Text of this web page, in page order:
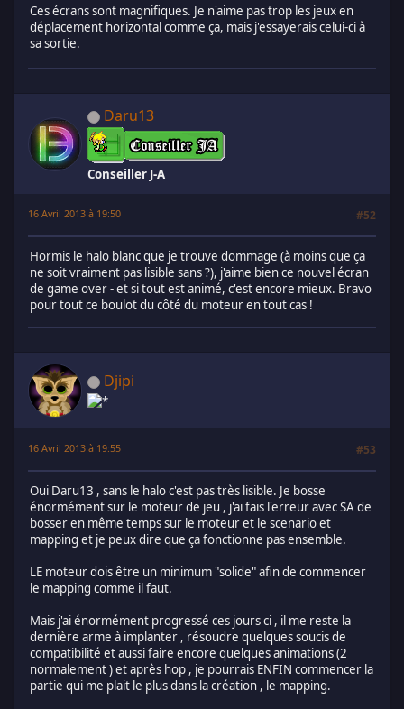
Ces écrans sont magnifiques. Je n'aime pas trop les jeux en
déplacement horizontal comme ça, mais j'essayerais celui-ci à
sa sortie.
Daru13
Conseiller J-A
16 Avril 2013 à 19:50 #52
Hormis le halo blanc que je trouve dommage (à moins que ça
ne soit vraiment pas lisible sans ?), j'aime bien ce nouvel écran
de game over - et si tout est animé, c'est encore mieux. Bravo
pour tout ce boulot du côté du moteur en tout cas !
Djipi
16 Avril 2013 à 19:55 #53
Oui Daru13 , sans le halo c'est pas très lisible. Je bosse
énormément sur le moteur de jeu , j'ai fais l'erreur avec SA de
bosser en même temps sur le moteur et le scenario et
mapping et je peux dire que ça fonctionne pas ensemble.
LE moteur dois être un minimum "solide" afin de commencer
le mapping comme il faut.
Mais j'ai énormément progressé ces jours ci , il me reste la
dernière arme à implanter , résoudre quelques soucis de
compatibilité et aussi faire encore quelques animations (2
normalement ) et après hop , je pourrais ENFIN commencer la
partie qui me plait le plus dans la création , le mapping.